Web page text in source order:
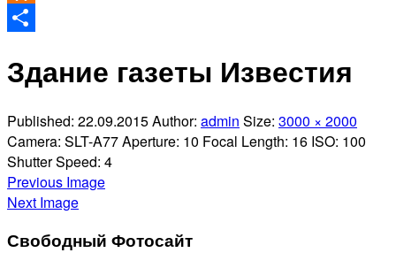
Odnoklassniki
Здание газеты Известия
Published: 22.09.2015Author: admin Size: 3000 × 2000
Camera: SLT-A77Aperture: 10 Focal Length: 16 ISO: 100
Shutter Speed: 4
Previous Image
Next Image
Свободный Фотосайт